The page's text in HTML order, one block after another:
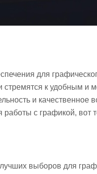
для
к удобным и
и качественное
с графикой, вот
выборов для